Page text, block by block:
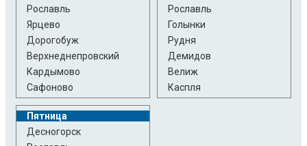
Рославль
Ярцево
Дорогобуж
Верхнеднепровский
Кардымово
Сафоново
Рославль
Голынки
Рудня
Демидов
Велиж
Каспля
Пятница
Десногорск